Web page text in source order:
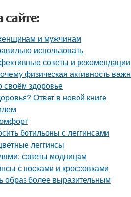
и мужчинам
использовать
советы и рекомендации
физическая активность
своём здоровье
Ответ в новой книге
ботильоны с леггинсами
леггинсы
советы модницам
с носками и кроссовками
образ более выразительным